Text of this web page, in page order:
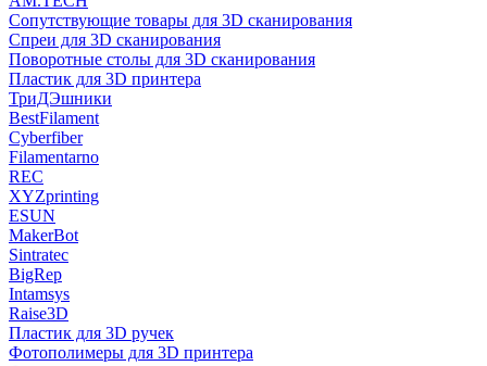
Сопутствующие товары для 3D сканирования
Спреи для 3D сканирования
Поворотные столы для 3D сканирования
Пластик для 3D принтера
ТриДЭшники
BestFilament
Cyberfiber
Filamentarno
REC
XYZprinting
ESUN
MakerBot
Sintratec
BigRep
Intamsys
Raise3D
Пластик для 3D ручек
Фотополимеры для 3D принтера